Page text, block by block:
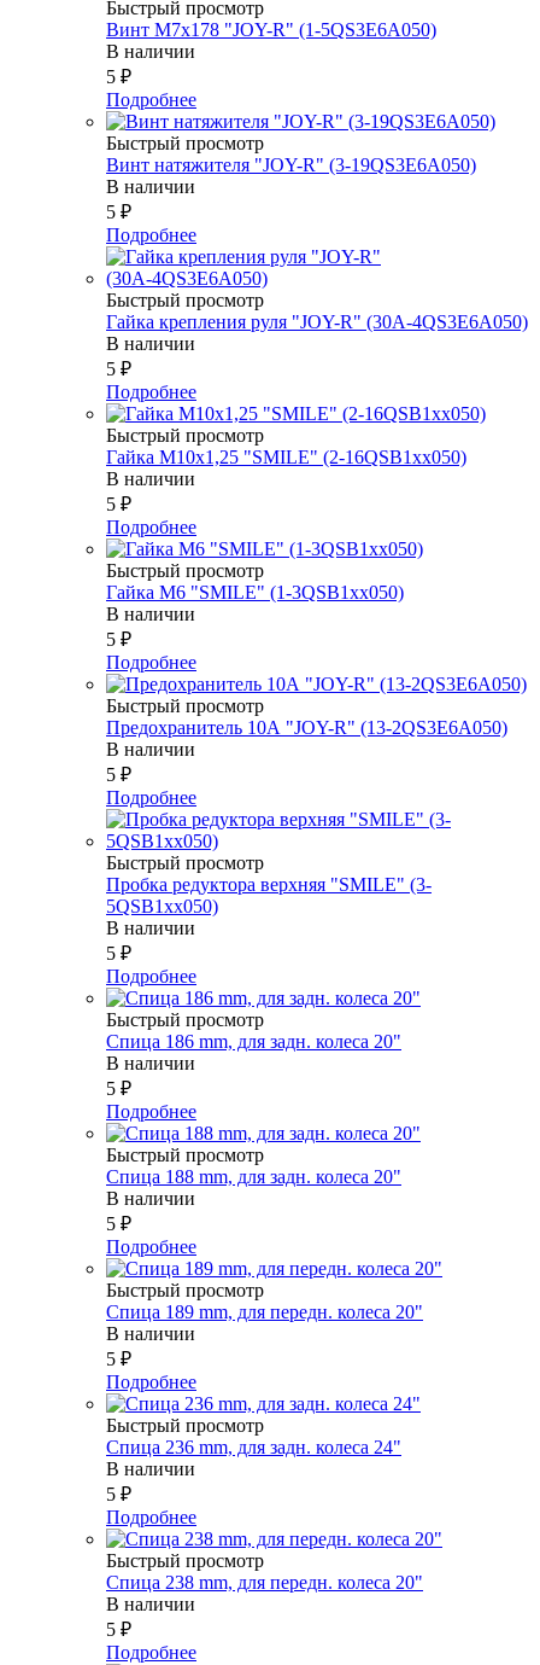
Быстрый просмотр
Винт М7х178 "JOY-R" (1-5QS3E6A050)
В наличии
5 ₽
Подробнее
Быстрый просмотр
Винт натяжителя "JOY-R" (3-19QS3E6A050)
В наличии
5 ₽
Подробнее
Быстрый просмотр
Гайка крепления руля "JOY-R" (30А-4QS3E6A050)
В наличии
5 ₽
Подробнее
Быстрый просмотр
Гайка М10х1,25 "SMILE" (2-16QSB1xx050)
В наличии
5 ₽
Подробнее
Быстрый просмотр
Гайка М6 "SMILE" (1-3QSB1xx050)
В наличии
5 ₽
Подробнее
Быстрый просмотр
Предохранитель 10А "JOY-R" (13-2QS3E6A050)
В наличии
5 ₽
Подробнее
Быстрый просмотр
Пробка редуктора верхняя "SMILE" (3-
5QSB1xx050)
В наличии
5 ₽
Подробнее
Быстрый просмотр
Спица 186 mm, для задн. колеса 20"
В наличии
5 ₽
Подробнее
Быстрый просмотр
Спица 188 mm, для задн. колеса 20"
В наличии
5 ₽
Подробнее
Быстрый просмотр
Спица 189 mm, для передн. колеса 20"
В наличии
5 ₽
Подробнее
Быстрый просмотр
Спица 236 mm, для задн. колеса 24"
В наличии
5 ₽
Подробнее
Быстрый просмотр
Спица 238 mm, для передн. колеса 20"
В наличии
5 ₽
Подробнее